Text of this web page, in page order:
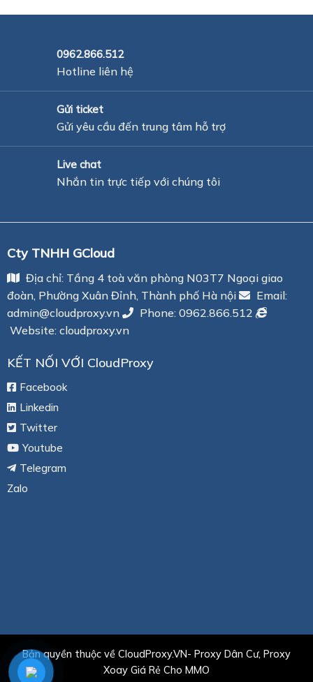
0962.866.512
Hotline liên hệ
Gửi ticket
Gửi yêu cầu đến trung tâm hỗ trợ
Live chat
Nhắn tin trực tiếp với chúng tôi
Cty TNHH GCloud
Địa chỉ: Tầng 4 toà văn phòng N03T7 Ngoại giao
đoàn, Phường Xuân Đỉnh, Thành phố Hà nội
Email:
admin@cloudproxy.vn
Phone: 0962.866.512
Website: cloudproxy.vn
KẾT NỐI VỚI CloudProxy
Facebook
Linkedin
Twitter
Youtube
Telegram
Zalo
Bản quyền thuộc về CloudProxy.VN- Proxy Dân Cư, Proxy
Xoay Giá Rẻ Cho MMO